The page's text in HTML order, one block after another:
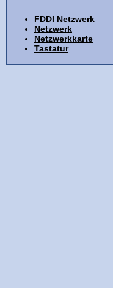
FDDI Netzwerk
Netzwerk
Netzwerkkarte
Tastatur